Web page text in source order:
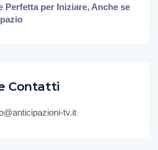
Perfetta per Iniziare, Anche se
Contatti
tv.it